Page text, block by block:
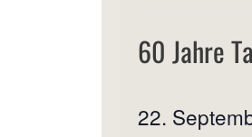
60 Jahre
22.